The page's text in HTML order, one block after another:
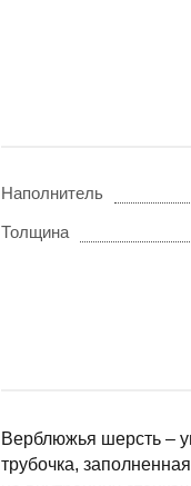
Наполнитель
Толщина
Верблюжья шерсть –
трубочка,